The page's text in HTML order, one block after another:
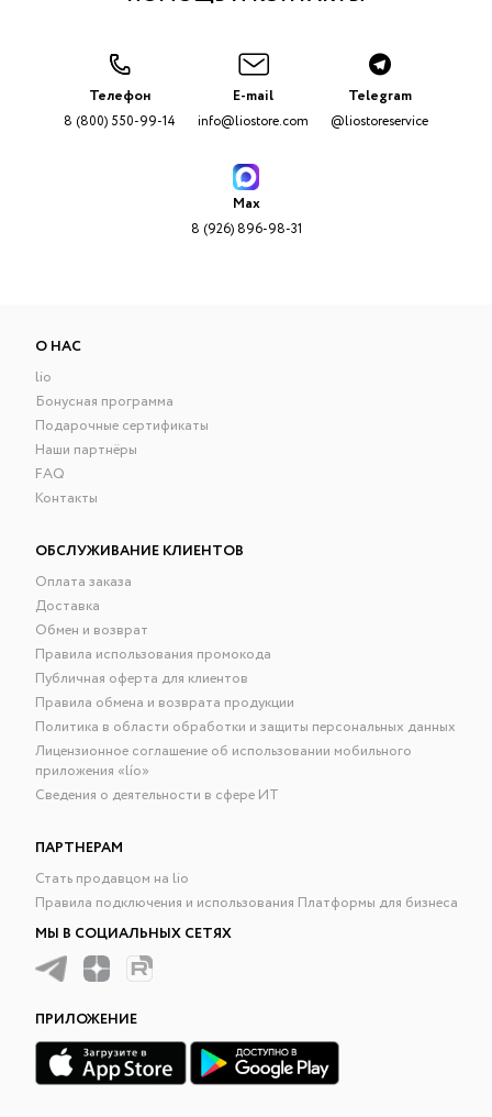
Телефон
8 (800) 550-99-14
E-mail
info@liostore.com
Telegram
@liostoreservice
Max
8 (926) 896-98-31
О НАС
lio
Бонусная программа
Подарочные сертификаты
Наши партнёры
FAQ
Контакты
ОБСЛУЖИВАНИЕ КЛИЕНТОВ
Оплата заказа
Доставка
Обмен и возврат
Правила использования промокода
Публичная оферта для клиентов
Правила обмена и возврата продукции
Политика в области обработки и защиты персональных данных
Лицензионное соглашение об использовании мобильного
приложения «lío»
Сведения о деятельности в сфере ИТ
ПАРТНЕРАМ
Стать продавцом на lio
Правила подключения и использования Платформы для бизнеса
МЫ В СОЦИАЛЬНЫХ СЕТЯХ
ПРИЛОЖЕНИЕ